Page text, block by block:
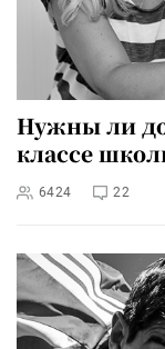
Нужны ли
классе
6424 22